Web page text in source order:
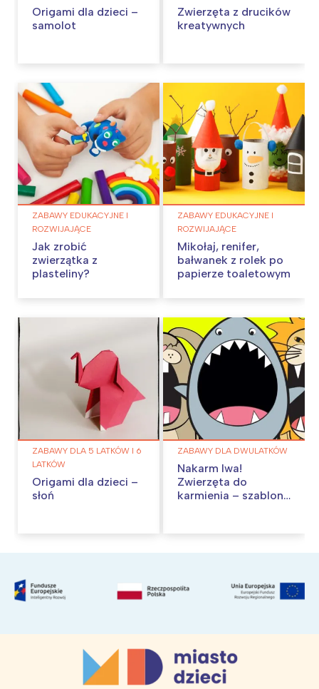
Origami dla dzieci –
samolot
Zwierzęta z drucików
kreatywnych
ZABAWY EDUKACYJNE I
ROZWIJAJĄCE
Jak zrobić
zwierzątka z
plasteliny?
ZABAWY EDUKACYJNE I
ROZWIJAJĄCE
Mikołaj, renifer,
bałwanek z rolek po
papierze toaletowym
ZABAWY DLA 5 LATKÓW I 6
LATKÓW
Origami dla dzieci –
słoń
ZABAWY DLA DWULATKÓW
Nakarm lwa!
Zwierzęta do
karmienia – szablony